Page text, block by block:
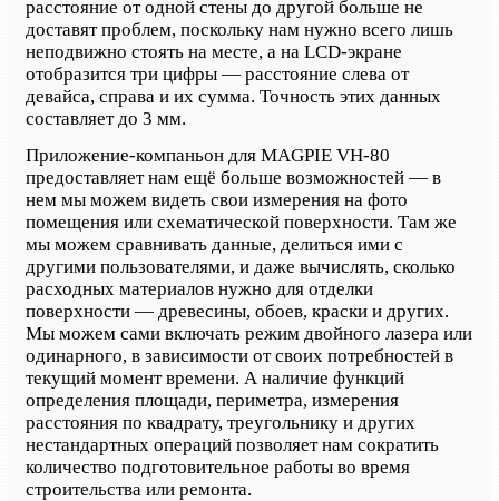
расстояние от одной стены до другой больше не
доставят проблем, поскольку нам нужно всего лишь
неподвижно стоять на месте, а на LCD-экране
отобразится три цифры — расстояние слева от
девайса, справа и их сумма. Точность этих данных
составляет до 3 мм.
Приложение-компаньон для MAGPIE VH-80
предоставляет нам ещё больше возможностей — в
нем мы можем видеть свои измерения на фото
помещения или схематической поверхности. Там же
мы можем сравнивать данные, делиться ими с
другими пользователями, и даже вычислять, сколько
расходных материалов нужно для отделки
поверхности — древесины, обоев, краски и других.
Мы можем сами включать режим двойного лазера или
одинарного, в зависимости от своих потребностей в
текущий момент времени. А наличие функций
определения площади, периметра, измерения
расстояния по квадрату, треугольнику и других
нестандартных операций позволяет нам сократить
количество подготовительное работы во время
строительства или ремонта.